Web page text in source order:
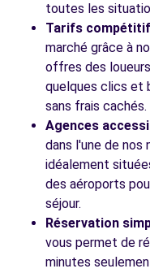
toutes les
Tarifs
marché grâce à
offres des
quelques clics et
sans frais cachés.
Agences
dans l'une de nos
idéalement
des aéroports
séjour.
Réservation
vous permet de
minutes